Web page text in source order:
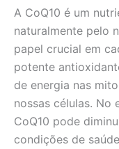
A CoQ10 é um
naturalmente pelo
papel crucial em
potente
de energia nas
nossas células. No
CoQ10 pode
condições de